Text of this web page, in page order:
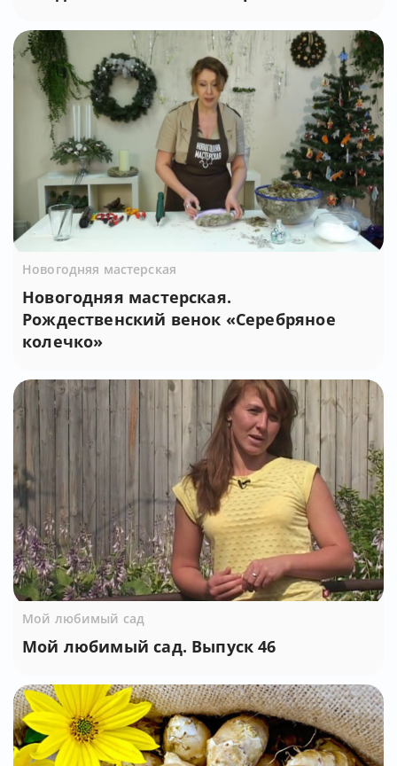
Новогодняя мастерская
Новогодняя мастерская.
Рождественский венок «Серебряное
колечко»
Мой любимый сад
Мой любимый сад. Выпуск 46